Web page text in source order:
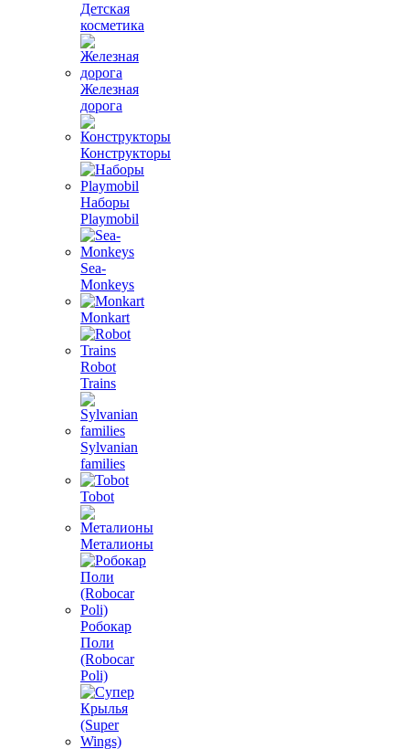
Детская
косметика
Железная
дорога
Конструкторы
Наборы
Playmobil
Sea-
Monkeys
Monkart
Robot
Trains
Sylvanian
families
Tobot
Металионы
Робокар
Поли
(Robocar
Poli)